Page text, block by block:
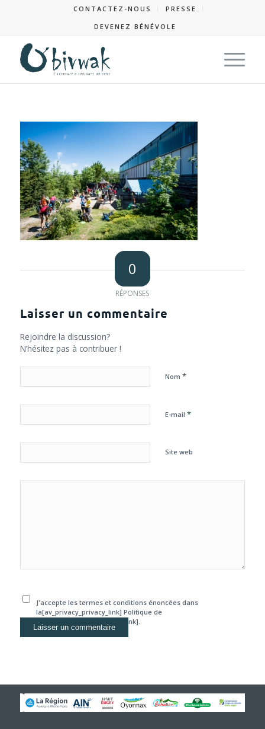
CONTACTEZ-NOUS
PRESSE
DEVENEZ BÉNÉVOLE
0
RÉPONSES
Laisser un commentaire
Rejoindre la discussion?
N’hésitez pas à contribuer !
Nom *
E-mail *
Site web
J'accepte les termes et conditions énoncées dans
la[av_privacy_privacy_link] Politique de
confidentialité[/av_privacy_link].